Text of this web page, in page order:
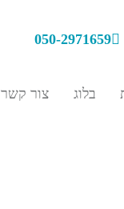
050-2971659
בלוג צור קשר